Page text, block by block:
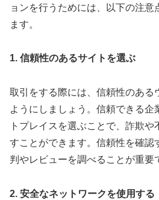
ョンを行うためには、以下の注意
ます。
1. 信頼性のあるサイトを選ぶ
取引をする際には、信頼性のある
ようにしましょう。信頼できる企
トプレイスを選ぶことで、詐欺
すことができます。信頼性を確認
判やレビューを調べることが重要
2. 安全なネットワークを使用する